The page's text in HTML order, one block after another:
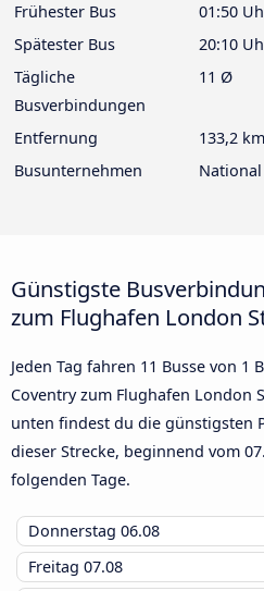
Frühester Bus
01:50
Spätester Bus
20:10
Tägliche
Busverbindungen
11 Ø
Entfernung
133,2 km
Busunternehmen
Günstigste
zum Flughafen London
Jeden Tag fahren 11 Busse von 1
Coventry zum Flughafen London
unten findest du die günstigsten
dieser Strecke, beginnend vom
folgenden Tage.
Donnerstag 06.08
Freitag 07.08